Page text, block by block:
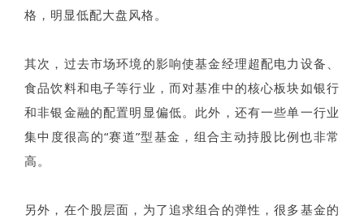
格，明显低配大盘风格。
其次，过去市场环境的影响使基金经理超配电力设备、
食品饮料和电子等行业，而对基准中的核心板块如银行
和非银金融的配置明显偏低。此外，还有一些单一行业
集中度很高的“赛道”型基金，组合主动持股比例也非常
高。
另外，在个股层面，为了追求组合的弹性，很多基金的